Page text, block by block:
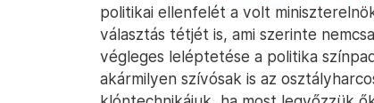
politikai ellenfelét a volt
választás tétjét is, ami szerinte
végleges leléptetése a politika
akármilyen szívósak is az